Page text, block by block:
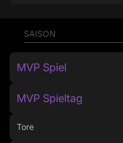
SAISON
MVP Spiel
MVP Spieltag
Tore